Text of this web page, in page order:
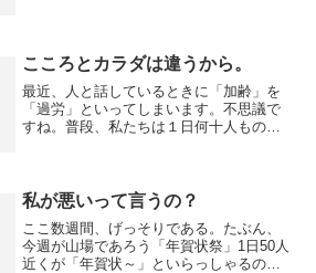
人によって」・・・（くさやとか...
こころとカラダは違うから。
最近、人と話しているときに「加齢」を
「過労」といってしまいます。不思議で
すね。普段、私たちは１日何十人ものシ
ージは杖ついている感じだ...
私が悪いって言うの？
ここ数週間、げっそりである。たぶん、
今週が山場であろう「年賀状祭」1日50人
近くが「年賀状～」といらっしゃるのだ